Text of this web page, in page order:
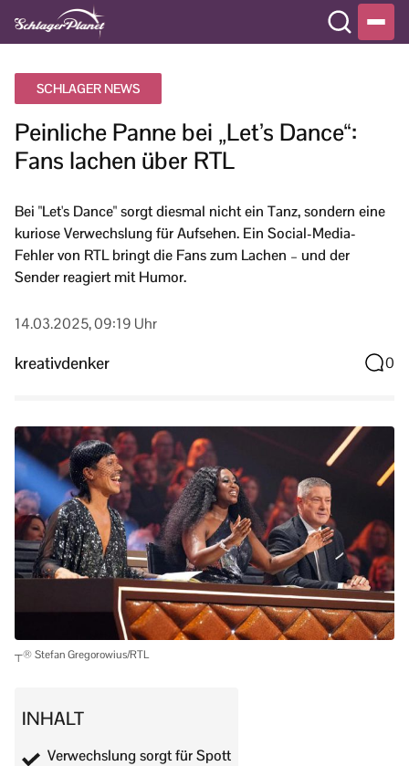
SCHLAGER NEWS
Peinliche Panne bei „Let’s Dance“:
Fans lachen über RTL
Bei "Let's Dance" sorgt diesmal nicht ein Tanz, sondern eine
kuriose Verwechslung für Aufsehen. Ein Social-Media-
Fehler von RTL bringt die Fans zum Lachen – und der
Sender reagiert mit Humor.
14.03.2025, 09:19 Uhr
kreativdenker 0
┬® Stefan Gregorowius/RTL
INHALT
Verwechslung sorgt für Spott